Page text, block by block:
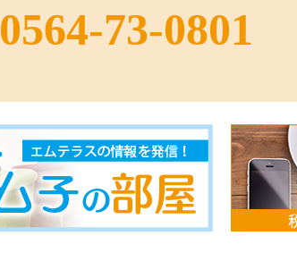
0564-73-0801